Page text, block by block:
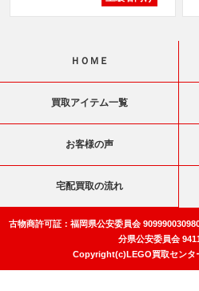
ＨＯＭＥ
買取アイテム一覧
お客様の声
宅配買取の流れ
古物商許可証：福岡県公安委員会
分県公安委員会
Copyright(c)LEGO買取セン